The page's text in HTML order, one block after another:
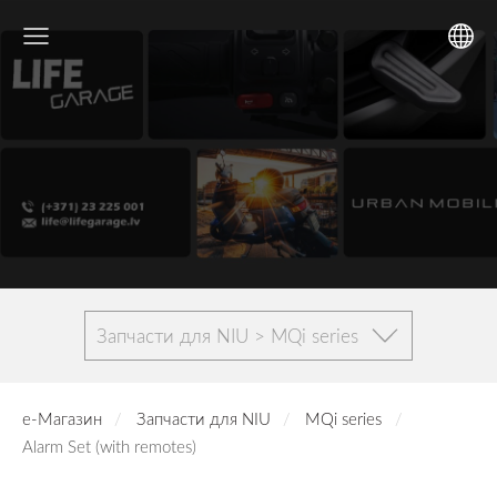
Запчасти для NIU > MQi series
е-Магазин Запчасти для NIU
MQi series
Alarm Set (with remotes)